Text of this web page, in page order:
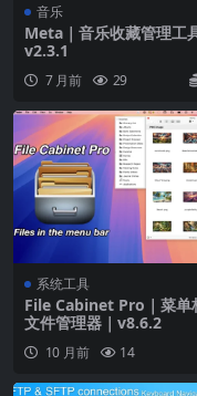
音乐
Meta｜音乐收藏管理工
v2.3.1
7 月前 29
系统工具
File Cabinet Pro｜菜单
文件管理器｜v8.6.2
10 月前 14